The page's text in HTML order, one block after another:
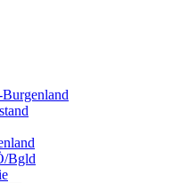
Bgld